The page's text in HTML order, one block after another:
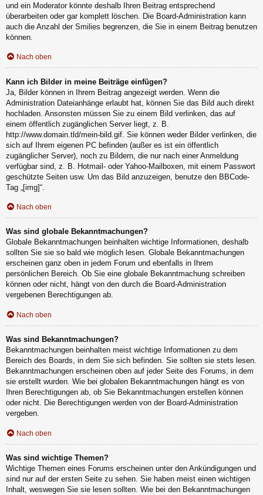
und ein Moderator könnte deshalb Ihren Beitrag entsprechend
überarbeiten oder gar komplett löschen. Die Board-Administration kann
auch die Anzahl der Smilies begrenzen, die Sie in einem Beitrag benutzen
können.
Nach oben
Kann ich Bilder in meine Beiträge einfügen?
Ja, Bilder können in Ihrem Beitrag angezeigt werden. Wenn die
Administration Dateianhänge erlaubt hat, können Sie das Bild auch direkt
hochladen. Ansonsten müssen Sie zu einem Bild verlinken, das auf
einem öffentlich zugänglichen Server liegt, z. B.
http://www.domain.tld/mein-bild.gif. Sie können weder Bilder verlinken, die
sich auf Ihrem eigenen PC befinden (außer es ist ein öffentlich
zugänglicher Server), noch zu Bildern, die nur nach einer Anmeldung
verfügbar sind, z. B. Hotmail- oder Yahoo-Mailboxen, mit einem Passwort
geschützte Seiten usw. Um das Bild anzuzeigen, benutze den BBCode-
Tag „[img]“.
Nach oben
Was sind globale Bekanntmachungen?
Globale Bekanntmachungen beinhalten wichtige Informationen, deshalb
sollten Sie sie so bald wie möglich lesen. Globale Bekanntmachungen
erscheinen ganz oben in jedem Forum und ebenfalls in Ihrem
persönlichen Bereich. Ob Sie eine globale Bekanntmachung schreiben
können oder nicht, hängt von den durch die Board-Administration
vergebenen Berechtigungen ab.
Nach oben
Was sind Bekanntmachungen?
Bekanntmachungen beinhalten meist wichtige Informationen zu dem
Bereich des Boards, in dem Sie sich befinden. Sie sollten sie stets lesen.
Bekanntmachungen erscheinen oben auf jeder Seite des Forums, in dem
sie erstellt wurden. Wie bei globalen Bekanntmachungen hängt es von
Ihren Berechtigungen ab, ob Sie Bekanntmachungen erstellen können
oder nicht. Die Berechtigungen werden von der Board-Administration
vergeben.
Nach oben
Was sind wichtige Themen?
Wichtige Themen eines Forums erscheinen unter den Ankündigungen und
sind nur auf der ersten Seite zu sehen. Sie haben meist einen wichtigen
Inhalt, weswegen Sie sie lesen sollten. Wie bei den Bekanntmachungen